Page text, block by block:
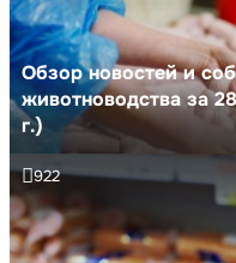
Обзор новостей и
животноводства за
г.)
922